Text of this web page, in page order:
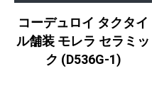
コーデュロイ タクタイ
ル舗装 モレラ セラミッ
ク (D536G-1)